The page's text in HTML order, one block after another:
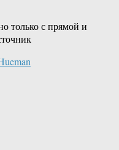
только с прямой и